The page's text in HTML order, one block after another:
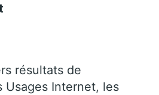
résultats de
Usages Internet, les